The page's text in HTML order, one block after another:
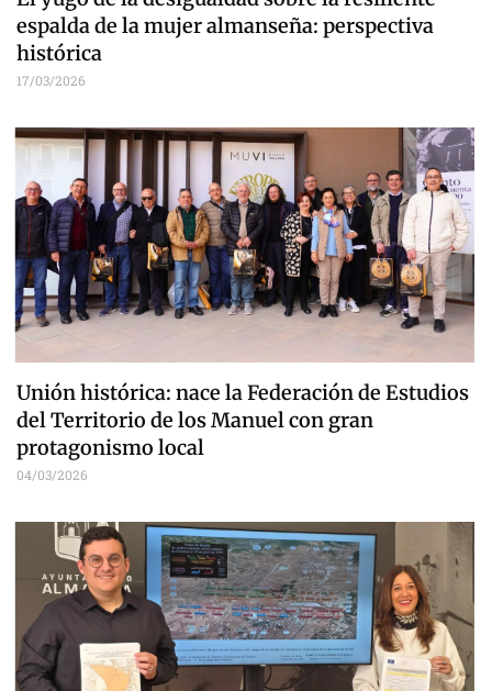
espalda de la mujer almanseña: perspectiva
histórica
17/03/2026
Unión histórica: nace la Federación de Estudios
del Territorio de los Manuel con gran
protagonismo local
04/03/2026